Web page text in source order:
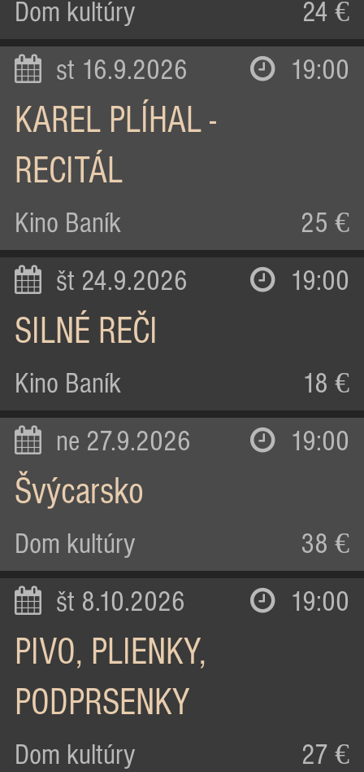
Dom kultúry 24 €
st 16.9.2026 19:00
KAREL PLÍHAL -
RECITÁL
Kino Baník 25 €
št 24.9.2026 19:00
SILNÉ REČI
Kino Baník 18 €
ne 27.9.2026 19:00
Švýcarsko
Dom kultúry 38 €
št 8.10.2026 19:00
PIVO, PLIENKY,
PODPRSENKY
Dom kultúry 27 €